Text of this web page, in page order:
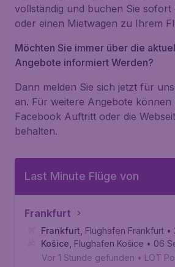
vollständig und buchen Sie sofort
oder einen Mietwagen zu Ihrem
Möchten Sie immer über die
Angebote informiert Werden?
Dann melden Sie sich jetzt für
an. Für weitere Angebote können
Facebook Auftritt oder die
behalten.
Last Minute Flüge von
Frankfurt
Frankfurt Flughafen Frankfurt •
Košice Flughafen Košice • 06
Vor 1 Stunde gefunden • LOT